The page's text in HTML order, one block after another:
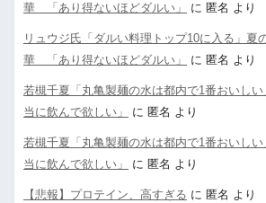
華 「あり得ないほどダルい」
に 匿名 より
リュウジ氏「ダルい料理トップ10に入る」夏
華 「あり得ないほどダルい」
に 匿名 より
若槻千夏「丸亀製麺の水は都内で1番おいし
当に飲んで欲しい」
に 匿名 より
若槻千夏「丸亀製麺の水は都内で1番おいし
当に飲んで欲しい」
に 匿名 より
【悲報】プロテイン、高すぎる に 匿名 より